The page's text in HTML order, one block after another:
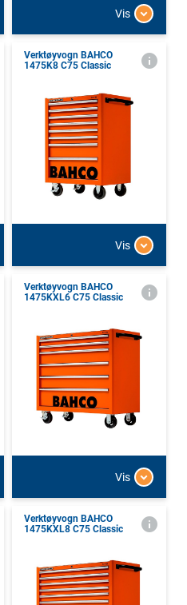
Vis
Verktøyvogn BAHCO
1475K8 C75 Classic
Vis
Verktøyvogn BAHCO
1475KXL6 C75 Classic
Vis
Verktøyvogn BAHCO
1475KXL8 C75 Classic